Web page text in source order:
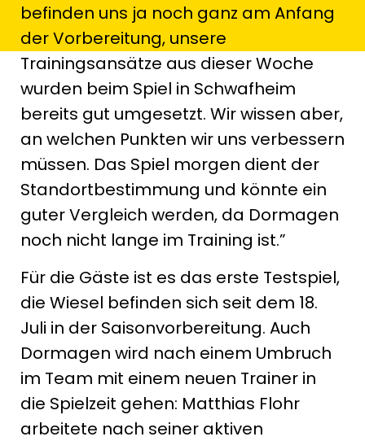
befinden uns ja noch ganz am Anfang
der Vorbereitung, unsere
Trainingsansätze aus dieser Woche
wurden beim Spiel in Schwafheim
bereits gut umgesetzt. Wir wissen aber,
an welchen Punkten wir uns verbessern
müssen. Das Spiel morgen dient der
Standortbestimmung und könnte ein
guter Vergleich werden, da Dormagen
noch nicht lange im Training ist.”
Für die Gäste ist es das erste Testspiel,
die Wiesel befinden sich seit dem 18.
Juli in der Saisonvorbereitung. Auch
Dormagen wird nach einem Umbruch
im Team mit einem neuen Trainer in
die Spielzeit gehen: Matthias Flohr
arbeitete nach seiner aktiven